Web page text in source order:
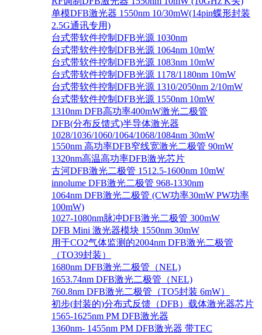
单模DFB激光器 1550nm 10/30mW(14pin蝶形封装
2.5G通讯专用)
台式带软件控制DFB光源 1030nm
台式带软件控制DFB光源 1064nm 10mW
台式带软件控制DFB光源 1083nm 10mW
台式带软件控制DFB光源 1178/1180nm 10mW
台式带软件控制DFB光源 1310/2050nm 2/10mW
台式带软件控制DFB光源 1550nm 10mW
1310nm DFB高功率400mW激光二极管
DFB(分布反馈式)半导体激光器
1028/1036/1060/1064/1068/1084nm 30mW
1550nm 高功率DFB窄线宽激光二极管 90mW
1320nm高温高功率DFB激光芯片
古河DFB激光二极管 1512.5-1600nm 10mW
innolume DFB激光二极管 968-1330nm
1064nm DFB激光二极管 (CW功率30mW PW功率
100mW)
1027-1080nm脉冲DFB激光二极管 300mW
DFB Mini 激光器模块 1550nm 30mW
用于CO2气体监测的2004nm DFB激光二极管
（TO39封装）
1680nm DFB激光二极管（NEL)
1653.74nm DFB激光二极管（NEL)
760.8nm DFB激光二极管（TO5封装 6mW）
初步(封装的)分布式反馈（DFB）载体激光器芯片
1565-1625nm PM DFB激光器
1360nm- 1455nm PM DFB激光器 带TEC